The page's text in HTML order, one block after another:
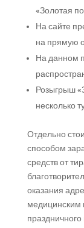
«Золотая
На сайте
на прямую
На данном
Розыгрыш
несколько
Отдельно
способом
средств от
оказания
медицинским